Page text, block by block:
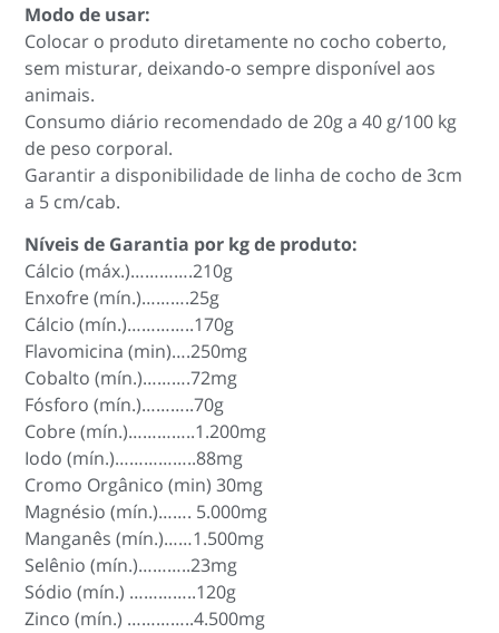
Modo de usar:
Colocar o produto diretamente no cocho coberto,
sem misturar, deixando-o sempre disponível aos
animais.
Consumo diário recomendado de 20g a 40 g/100 kg
de peso corporal.
Garantir a disponibilidade de linha de cocho de 3cm
a 5 cm/cab.
Níveis de Garantia por kg de produto:
Cálcio (máx.)………….210g
Enxofre (mín.)……….25g
Cálcio (mín.)…………..170g
Flavomicina (min)….250mg
Cobalto (mín.)……….72mg
Fósforo (mín.)………..70g
Cobre (mín.)…………..1.200mg
Iodo (mín.)……………..88mg
Cromo Orgânico (min) 30mg
Magnésio (mín.)……. 5.000mg
Manganês (mín.)……1.500mg
Selênio (mín.)………..23mg
Sódio (mín.) …………..120g
Zinco (mín.) …………..4.500mg